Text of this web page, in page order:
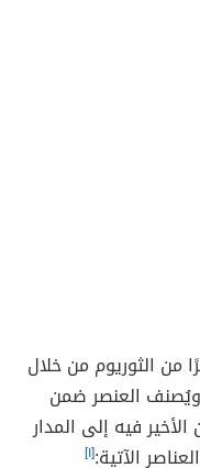
الأكتينويد من 14 عنصرًا من الثوريوم من خلال
(الأعداد الذرية 90-103)، ويُصنف العنصر ضمن
فيه إلى المدار
[١]